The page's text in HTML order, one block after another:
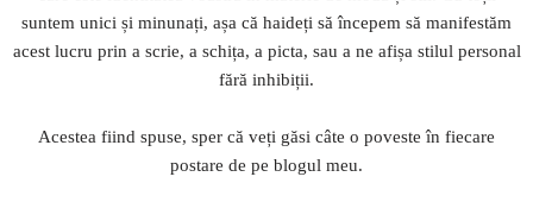
suntem unici și minunați, așa că haideți să începem să manifestăm
acest lucru prin a scrie, a schița, a picta, sau a ne afișa stilul personal
fără inhibiții.
Acestea fiind spuse, sper că veți găsi câte o poveste în fiecare
postare de pe blogul meu.